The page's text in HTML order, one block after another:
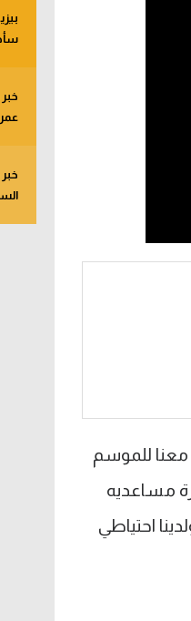
معنا للموسم
مساعديه
احتياطي